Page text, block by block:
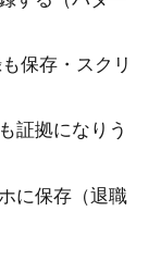
保存・スクリ
証拠になりう
に保存（退職